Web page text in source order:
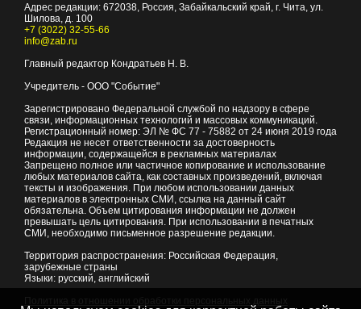
Адрес редакции: 672038 , Россия, Забайкальский край, г. Чита ул.
Шилова, д. 100
+7 (3022) 32-55-66
info@zab.ru
Главный редактор Кондратьев Н. В.
Учредитель - ООО "Событие"
Зарегистрировано Федеральной службой по надзору в сфере
связи, информационных технологий и массовых коммуникаций.
Регистрационный номер: ЭЛ № ФС 77 - 75882 от 24 июня 2019 года
Редакция не несет ответственности за достоверность
информации, содержащейся в рекламных материалах
Запрещено полное или частичное копирование и использование
любых материалов сайта, как составных произведений, включая
тексты и изображения. При любом использовании данных
материалов в электронных СМИ, ссылка на данный сайт
обязательна. Объем цитирования информации не должен
превышать цель цитирования. При использовании в печатных
СМИ, необходимо письменное разрешение редакции.
Территория распространения: Российская Федерация,
зарубежные страны
Языки: русский, английский